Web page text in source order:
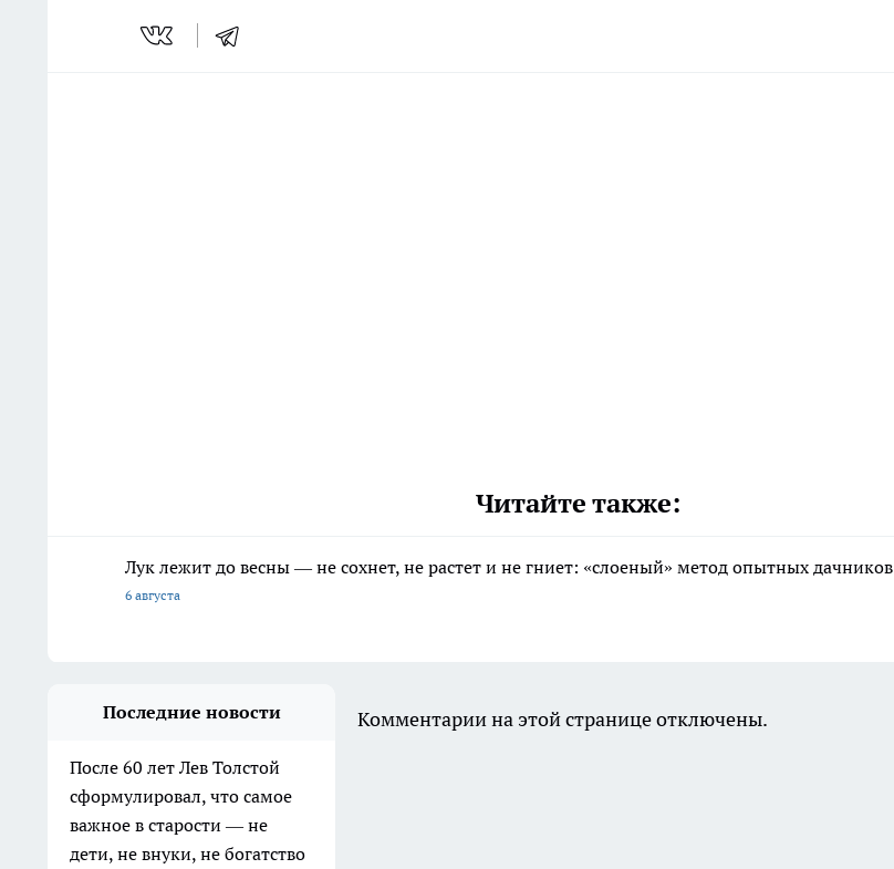
Читайте также:
Лук лежит до весны — не сохнет, не растет и не гниет: «слоеный» метод опытных дачников
6 августа
Последние новости
После 60 лет Лев Толстой
сформулировал, что самое
важное в старости — не
дети, не внуки, не богатство
Комментарии на этой странице отключены.